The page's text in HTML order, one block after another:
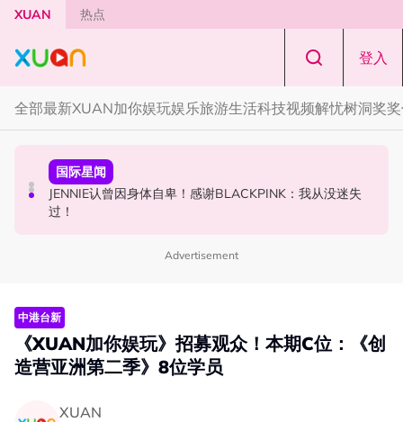
Skip to main content
XUAN 热点
登入
全部最新XUAN加你娱玩娱乐旅游生活科技视频解忧树洞奖
中港台新
网传周杰伦有私生子！杰威尔怒发声明：纯属恶意造谣！
国际星闻
JENNIE认曾因身体自卑！感谢BLACKPINK：我从没迷失
过！
中港台新
高海宁马国明新剧被指抄袭韩剧！女主角患癌造型几乎一
模一样
Advertisement
中港台新
《XUAN加你娱玩》招募观众！本期C位：《创
造营亚洲第二季》8位学员
XUAN